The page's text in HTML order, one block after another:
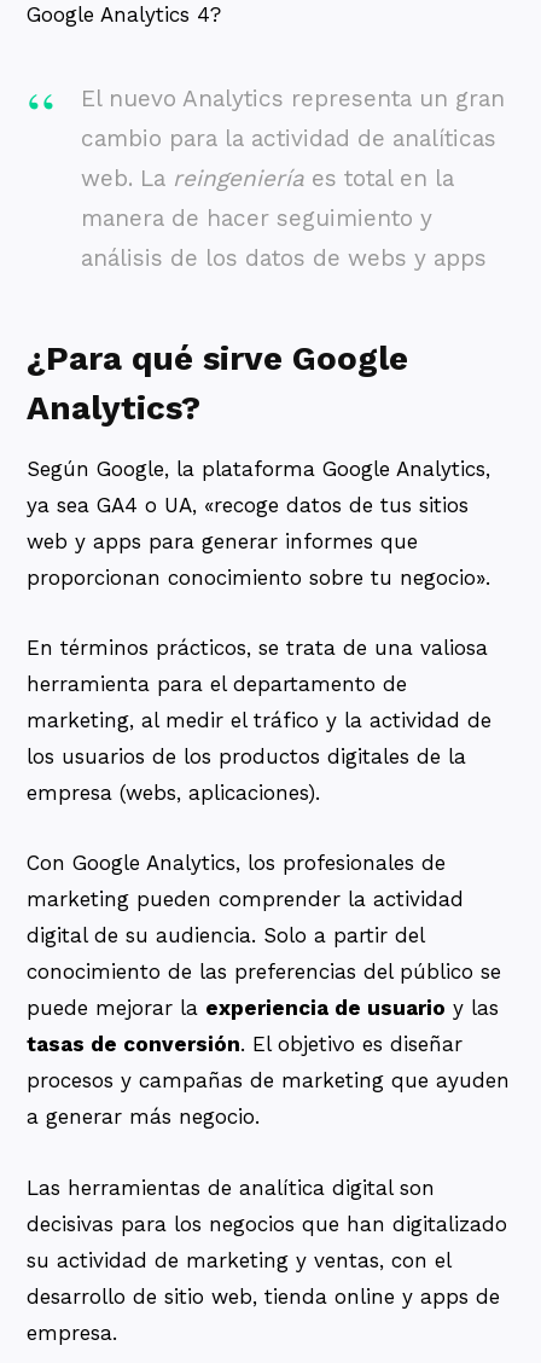
Google Analytics 4?
El nuevo Analytics representa un gran
cambio para la actividad de analíticas
web. La reingeniería es total en la
manera de hacer seguimiento y
análisis de los datos de webs y apps
¿Para qué sirve Google
Analytics?
Según Google, la plataforma Google Analytics,
ya sea GA4 o UA, «recoge datos de tus sitios
web y apps para generar informes que
proporcionan conocimiento sobre tu negocio».
En términos prácticos, se trata de una valiosa
herramienta para el departamento de
marketing, al medir el tráfico y la actividad de
los usuarios de los productos digitales de la
empresa (webs, aplicaciones).
Con Google Analytics, los profesionales de
marketing pueden comprender la actividad
digital de su audiencia. Solo a partir del
conocimiento de las preferencias del público se
puede mejorar la experiencia de usuario y las
tasas de conversión. El objetivo es diseñar
procesos y campañas de marketing que ayuden
a generar más negocio.
Las herramientas de analítica digital son
decisivas para los negocios que han digitalizado
su actividad de marketing y ventas, con el
desarrollo de sitio web, tienda online y apps de
empresa.